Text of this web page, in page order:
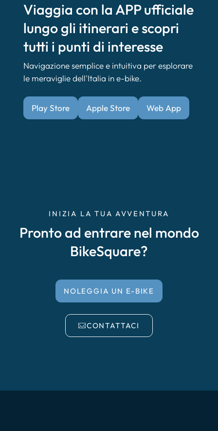
Viaggia con la APP ufficiale
lungo gli itinerari e scopri
tutti i punti di interesse
Navigazione semplice e intuitiva per esplorare
le meraviglie dell'Italia in e-bike.
Play Store Apple Store Web App
INIZIA LA TUA AVVENTURA
Pronto ad entrare nel mondo
BikeSquare?
NOLEGGIA UN E-BIKE
CONTATTACI